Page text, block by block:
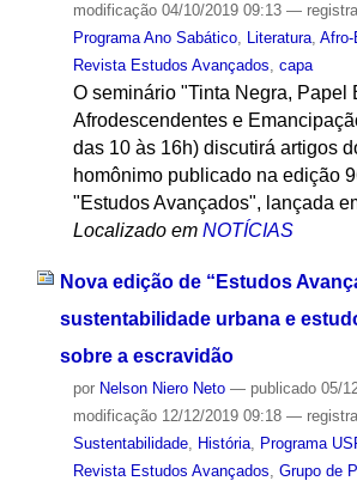
modificação04/10/2019 09:13 —
Programa Ano Sabático, Literatura, Afro-
Revista Estudos Avançados, capa
O seminário "Tinta Negra, Papel
Afrodescendentes e
das 10 às 16h) discutirá artigos
homônimo publicado na edição
"Estudos Avançados", lançada
Localizado em NOTÍCIAS
Nova edição de “Estudos
sustentabilidade urbana e
sobre a escravidão
por Nelson Niero Neto — publicado05/
modificação12/12/2019 09:18 —
Sustentabilidade, História, Programa
Revista Estudos Avançados Grupo de